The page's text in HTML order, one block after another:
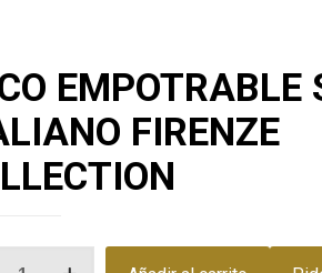
EMPOTRABLE
FIRENZE